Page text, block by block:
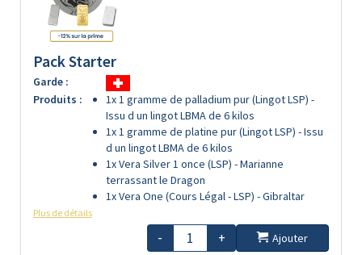
Pack Starter
Garde :
Produits :
1x 1 gramme de palladium pur (Lingot LSP) -
Issu d un lingot LBMA de 6 kilos
1x 1 gramme de platine pur (Lingot LSP) - Issu
d un lingot LBMA de 6 kilos
1x Vera Silver 1 once (LSP) - Marianne
terrassant le Dragon
1x Vera One (Cours Légal - LSP) - Gibraltar
Plus de détails
- +
Ajouter